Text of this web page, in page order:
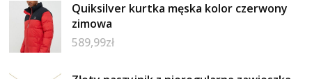
Quiksilver kurtka męska kolor czerwony
zimowa
589,99zł